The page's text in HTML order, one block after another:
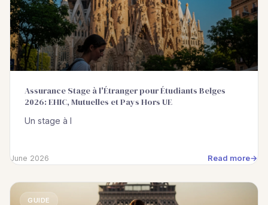
Assurance Stage à l'Étranger pour Étudiants Belges
2026: EHIC, Mutuelles et Pays Hors UE
Un stage à l
June 2026 Read more
GUIDE